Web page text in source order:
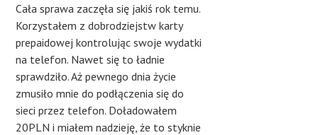
Cała sprawa zaczęła się jakiś rok temu.
Korzystałem z dobrodziejstw karty
prepaidowej kontrolując swoje wydatki
na telefon. Nawet się to ładnie
sprawdziło. Aż pewnego dnia życie
zmusiło mnie do podłączenia się do
sieci przez telefon. Doładowałem
20PLN i miałem nadzieję, że to styknie